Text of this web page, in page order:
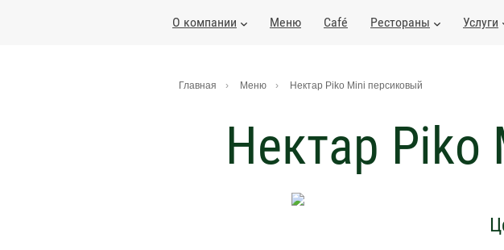
О компании Меню Café Рестораны Услуги
Главная Меню Нектар Piko Mini персиковый
Нектар Piko